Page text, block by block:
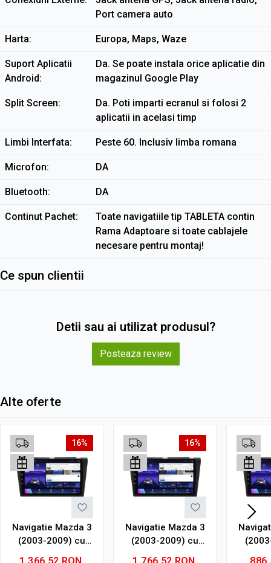
Port camera auto
Harta Europa, Maps, Waze
Suport Aplicatii
Android
Da. Se poate instala orice aplicatie din
magazinul Google Play
Split Screen
Da. Poti imparti ecranul si folosi 2
aplicatii in acelasi timp
Limbi Interfata Peste 60. Inclusiv limba romana
Microfon DA
Bluetooth DA
Continut Pachet
Toate navigatiile tip TABLETA contin
Rama Adaptoare si toate cablajele
necesare pentru montaj!
Ce spun clientii
Detii sau ai utilizat produsul?
Posteaza review
Alte oferte
16%
Navigatie Mazda 3
(2003-2009) cu
1.366,52 RON
16%
Navigatie Mazda 3
(2003-2009) cu
1.766,52 RON